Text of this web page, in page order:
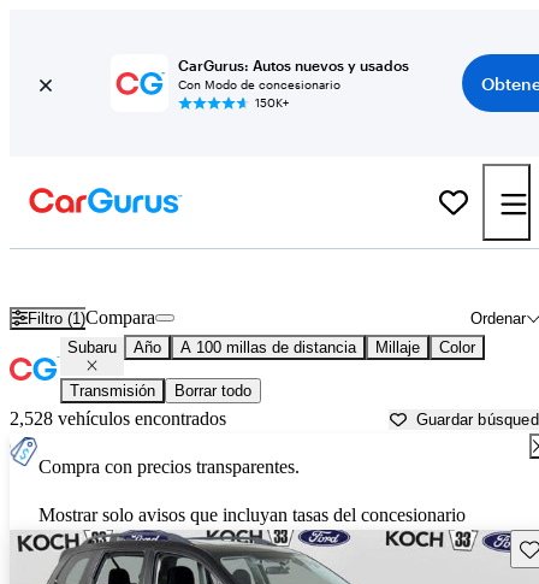
CarGurus: Autos nuevos y usados
Con Modo de concesionario
150K+
Filtro (1) Ordenar
Compara
Subaru Año A 100 millas de distancia Millaje Color
Transmisión Borrar todo
2,528 vehículos encontrados Guardar
Compra con precios transparentes.
Mostrar solo avisos que incluyan tasas del concesionario